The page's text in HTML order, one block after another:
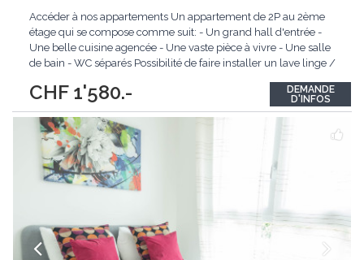
CHF 1'580.-
Accéder à nos appartements Un appartement de 2P au 2ème
étage qui se compose comme suit: - Un grand hall d'entrée -
Une belle cuisine agencée - Une vaste pièce à vivre - Une salle
de bain - WC séparés Possibilité de faire installer un lave linge /
contacter pour plus de renseignements, nous ferons au plaisir...
DEMANDE
D'INFOS